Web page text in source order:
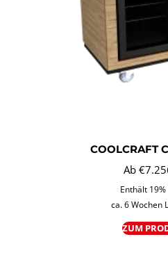
COOLCRAFT
Ab €
Enthält
ca. 6 Wochen
ZUM